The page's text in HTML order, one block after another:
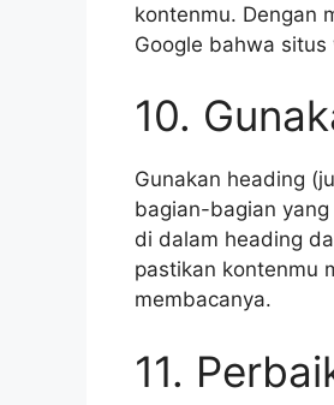
kontenmu. Dengan
Google bahwa
10.
Gunakan heading
bagian-bagian
di dalam heading
pastikan kontenmu
membacanya.
11.